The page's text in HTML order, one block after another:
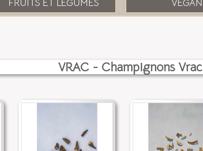
FRUITS ET LÉGUMES VEGAN
VRAC - Champignons Vrac